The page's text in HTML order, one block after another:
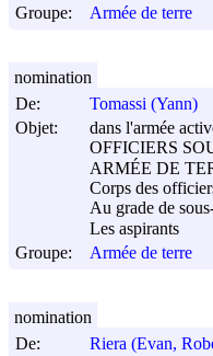
Groupe:
Armée de terre
De:
Tomassi (Yann)
Objet:
dans l'armée
OFFICIERS
ARMÉE DE
Corps des
Au grade de
Les aspirants
Groupe:
Armée de terre
nomination
De:
Riera (Evan,
nomination